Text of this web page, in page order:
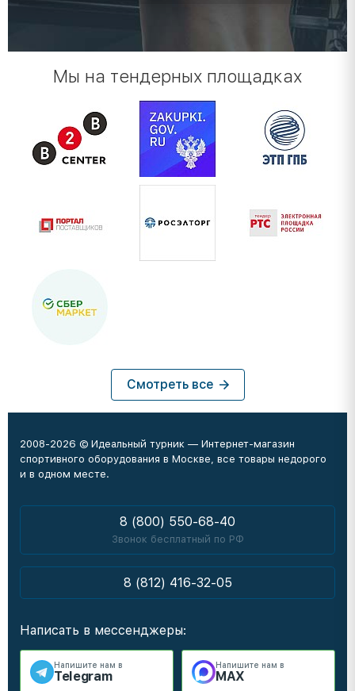
Мы на тендерных площадках
Смотреть все
2008-2026 © Идеальный турник — Интернет-магазин
спортивного оборудования в Москве, все товары недорого
и в одном месте.
8 (800) 550-68-40
Звонок бесплатный по РФ
8 (812) 416-32-05
Написать в мессенджеры:
Напишите нам в
Telegram
Напишите нам в
MAX